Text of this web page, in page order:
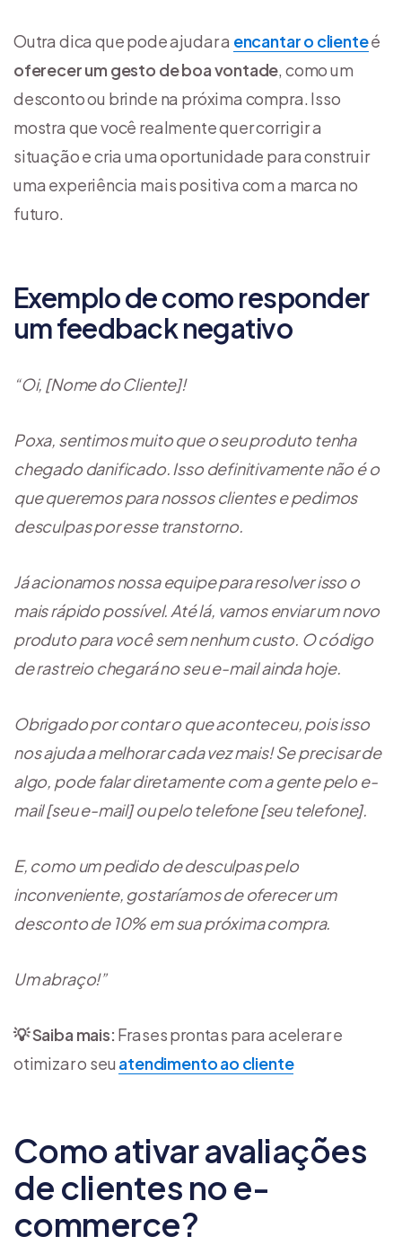
Outra dica que pode ajudar a encantar o clienteé
oferecer um gesto de boa vontade, como um
desconto ou brinde na próxima compra. Isso
mostra que você realmente quer corrigir a
situação e cria uma oportunidade para construir
uma experiência mais positiva com a marca no
futuro.
Exemplo de como responder
um feedback negativo
“Oi, [Nome do Cliente]!
Poxa, sentimos muito que o seu produto tenha
chegado danificado. Isso definitivamente não é o
que queremos para nossos clientes e pedimos
desculpas por esse transtorno.
Já acionamos nossa equipe para resolver isso o
mais rápido possível. Até lá, vamos enviar um novo
produto para você sem nenhum custo. O código
de rastreio chegará no seu e-mail ainda hoje.
Obrigado por contar o que aconteceu, pois isso
nos ajuda a melhorar cada vez mais! Se precisar de
algo, pode falar diretamente com a gente pelo e-
mail [seu e-mail] ou pelo telefone [seu telefone].
E, como um pedido de desculpas pelo
inconveniente, gostaríamos de oferecer um
desconto de 10% em sua próxima compra.
Um abraço!”
💡 Saiba mais: Frases prontas para acelerar e
otimizar o seu atendimento ao cliente
Como ativar avaliações
de clientes no e-
commerce?